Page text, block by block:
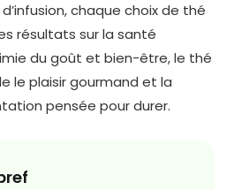
chaque choix de thé
résultats sur la santé
du goût et bien-être, le thé
le plaisir gourmand et la
pensée pour durer.